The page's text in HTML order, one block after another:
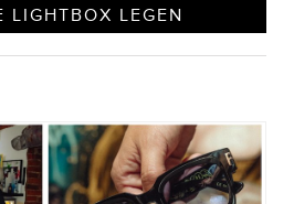
LIGHTBOX LEGEN